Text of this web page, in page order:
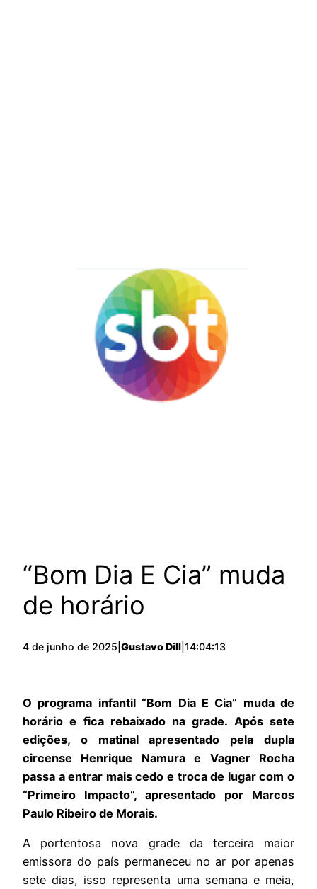
“Bom Dia E Cia” muda
de horário
4 de junho de 2025 Gustavo Dill 14:04:13
O programa infantil “Bom Dia E Cia” muda de
horário e fica rebaixado na grade. Após sete
edições, o matinal apresentado pela dupla
circense Henrique Namura e Vagner Rocha
passa a entrar mais cedo e troca de lugar com o
“Primeiro Impacto”, apresentado por Marcos
Paulo Ribeiro de Morais.
A portentosa nova grade da terceira maior
emissora do país permaneceu no ar por apenas
sete dias, isso representa uma semana e meia,